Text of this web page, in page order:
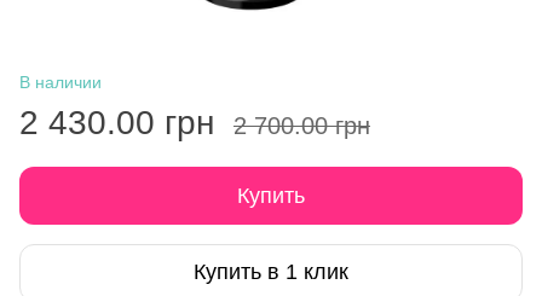
В наличии
2 430.00 грн 2 700.00 грн
Купить
Купить в 1 клик